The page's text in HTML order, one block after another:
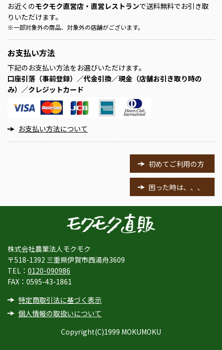
お近くのモクモク直営店・直営レストランで送料無料でお引き取
りいただけます。
※一部対象外の商品、対象外の店舗がございます。
お支払い方法
下記のお支払い方法をお選びいただけます。
口座引落（事前登録）／代金引換／現金（店舗お引き取り時の
み）／クレジットカード
お支払い方法について
初めてご利用の方
困った時は、、、
株式会社農業法人モクモク
〒518-1392 三重県伊賀市西湯舟3609
TEL： 0120-090986
FAX：0595-43-1861
特定商取引法に基づく表示
個人情報の取扱いについて
Copyright(C)1999 MOKUMOKU